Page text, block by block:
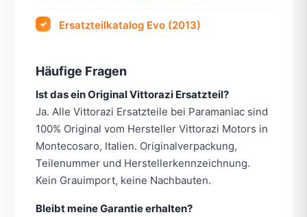
Ersatzteilkatalog Evo (2013)
Häufige Fragen
Ist das ein Original Vittorazi Ersatzteil?
Ja. Alle Vittorazi Ersatzteile bei Paramaniac sind
100% Original vom Hersteller Vittorazi Motors in
Montecosaro, Italien. Originalverpackung,
Teilenummer und Herstellerkennzeichnung.
Kein Grauimport, keine Nachbauten.
Bleibt meine Garantie erhalten?